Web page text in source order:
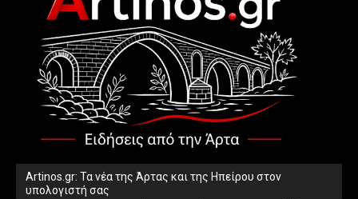
Artinos.gr: Τα νέα της Άρτας και της Ηπείρου στον
υπολογιστή σας